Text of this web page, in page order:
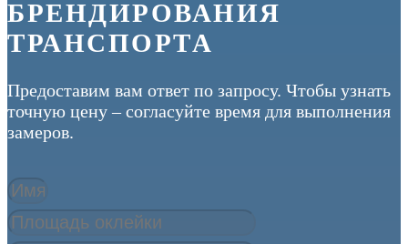
БРЕНДИРОВАНИЯ
ТРАНСПОРТА
Предоставим вам ответ по запросу. Чтобы узнать
точную цену – согласуйте время для выполнения
замеров.